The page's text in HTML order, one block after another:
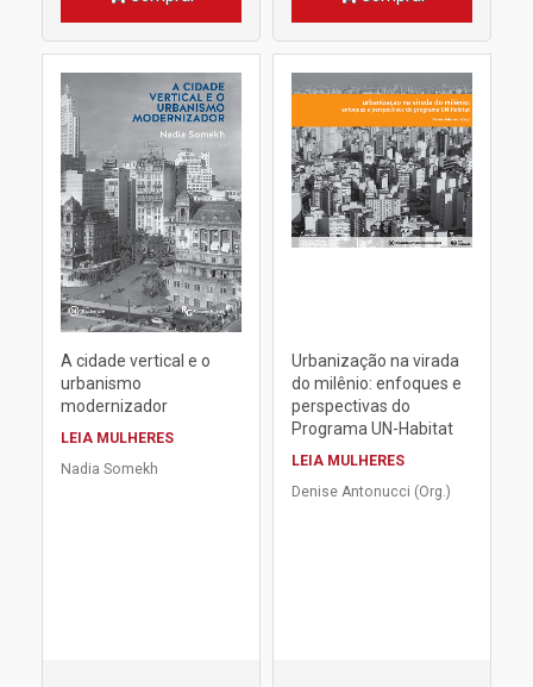
A cidade vertical e o
urbanismo
modernizador
LEIA MULHERES
Nadia Somekh
Urbanização na virada
do milênio: enfoques e
perspectivas do
Programa UN-Habitat
LEIA MULHERES
Denise Antonucci (Org.)